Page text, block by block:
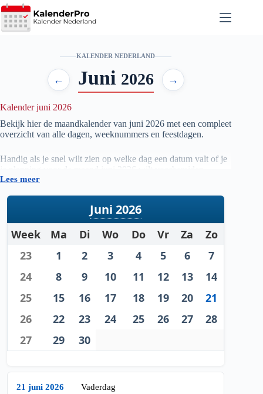
Ga
naar
de
KALENDER NEDERLAND
← Juni 2026 →
Kalender juni 2026
Bekijk hier de maandkalender van juni 2026 met een compleet
overzicht van alle dagen, weeknummers en feestdagen.
Handig als je snel wilt zien op welke dag een datum valt of je
je planning voor de maand juni
wilt voorbereiden.
Lees meer
Juni 2026
Week Ma Di Wo Do Vr Za
Zo
23
1 2 3 4 5 6
7
24
8 9 10 11 12 13
14
25
15 16 17 18 19 20
21
26
22 23 24 25 26 27
28
27
29 30
21 juni 2026
Vaderdag